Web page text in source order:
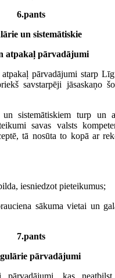
6.pants
un sistemātiskie
atpakaļ pārvadājumi
pārvadājumi starp
savstarpēji jāsaskaņo
sistemātiskiem turp un
savas valsts
tā nosūta to kopā ar
iesniedzot pieteikumus;
sākuma vietai un
7.pants
pārvadājumi
kas